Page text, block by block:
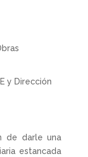
y Dirección
de darle una
estancada